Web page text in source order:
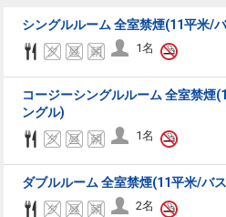
シングルルーム 全室禁煙(11平米/
1名
コージーシングルルーム 全室禁煙
ングル)
1名
ダブルルーム 全室禁煙(11平米/バ
2名